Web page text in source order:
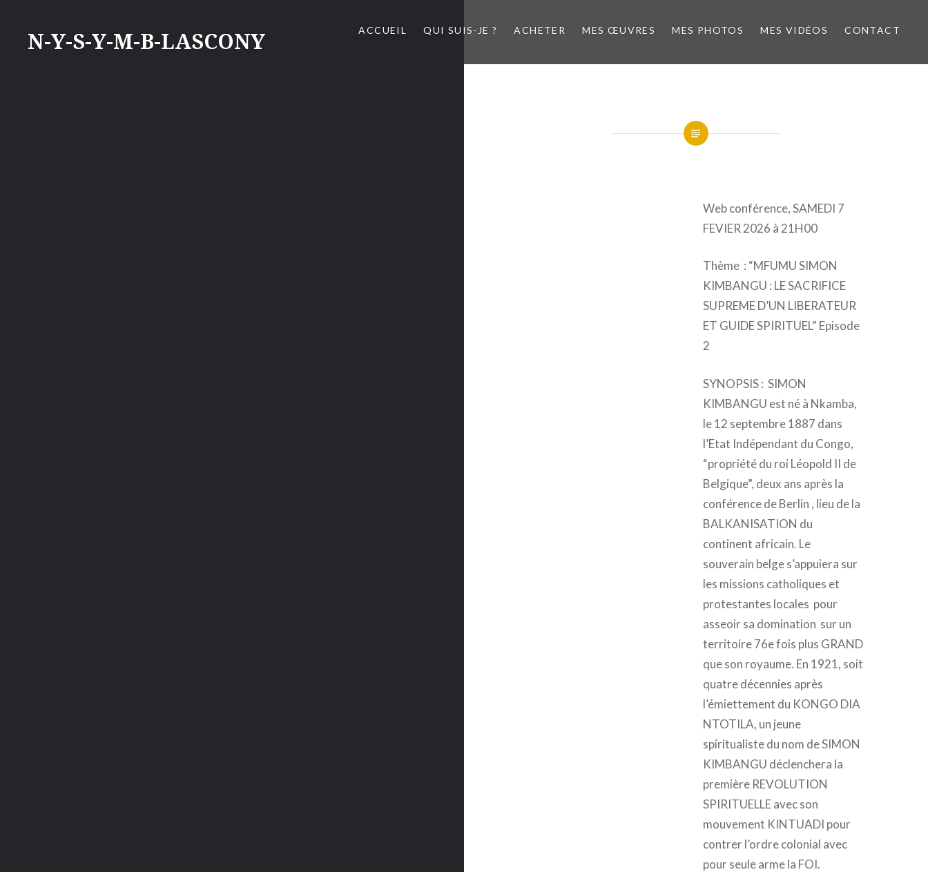
contenuN-Y-S-Y-M-B-LASCONY ACCUEIL QUI SUIS-JE ? ACHETER MES ŒUVRES MES PHOTOS MES VIDÉOS CONTACT
Web conférence, SAMEDI 7
FEVIER 2026 à 21H00
Thème : “MFUMU SIMON
KIMBANGU : LE SACRIFICE
SUPREME D’UN LIBERATEUR
ET GUIDE SPIRITUEL” Episode
2
SYNOPSIS : SIMON
KIMBANGU est né à Nkamba,
le 12 septembre 1887 dans
l’Etat Indépendant du Congo,
“propriété du roi Léopold II de
Belgique”, deux ans après la
conférence de Berlin , lieu de la
BALKANISATION du
continent africain. Le
souverain belge s’appuiera sur
les missions catholiques et
protestantes locales pour
asseoir sa domination sur un
territoire 76e fois plus GRAND
que son royaume. En 1921, soit
quatre décennies après
l’émiettement du KONGO DIA
NTOTILA, un jeune
spiritualiste du nom de SIMON
KIMBANGU déclenchera la
première REVOLUTION
SPIRITUELLE avec son
mouvement KINTUADI pour
contrer l’ordre colonial avec
pour seule arme la FOI.